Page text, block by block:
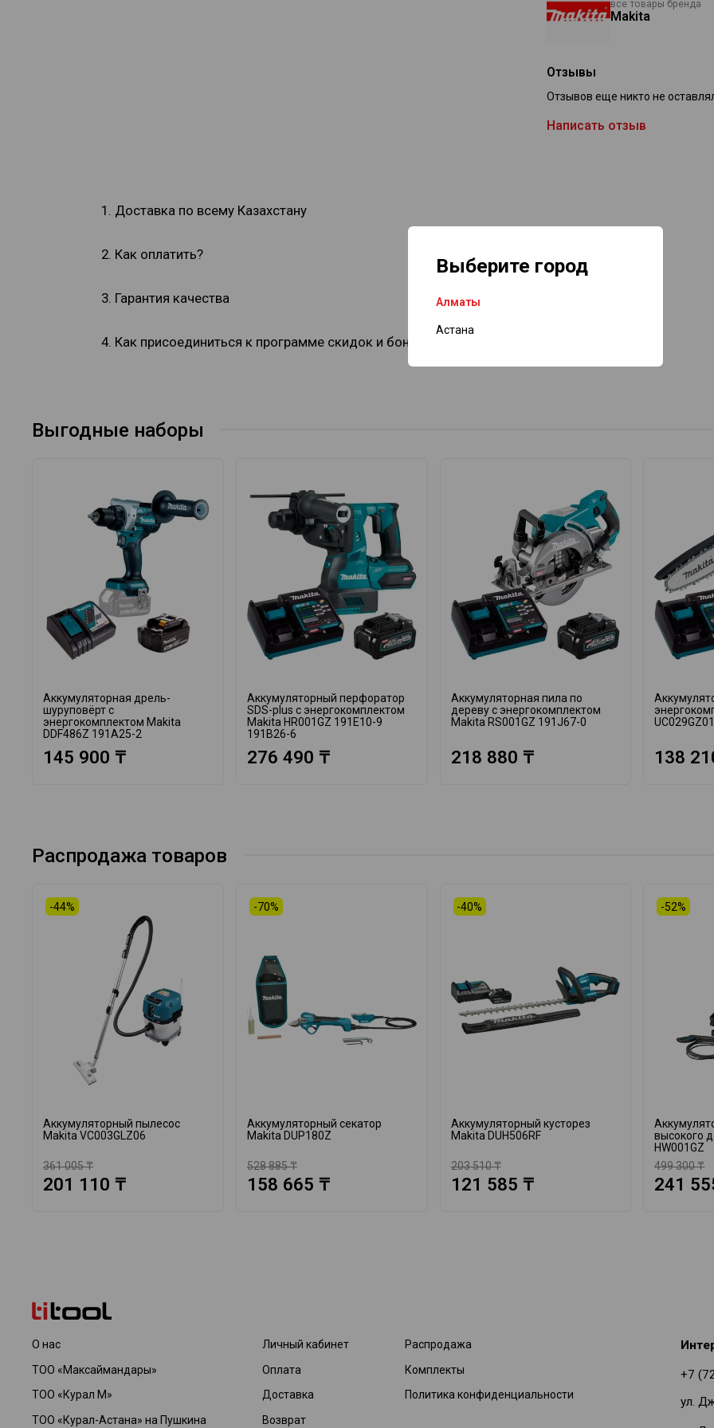
Выберите город
Алматы
Астана
все товары бренда
Makita
Отзывы
Отзывов еще никто не
Написать отзыв
1. Доставка по всему Казахстану
2. Как оплатить?
3. Гарантия качества
4. Как присоединиться к программе скидок и бонусов?
Выгодные наборы
Аккумуляторная дрель-
шуруповёрт с
энергокомплектом Makita
DDF486Z 191A25-2
145 900 ₸
Аккумуляторный перфоратор
SDS-plus с энергокомплектом
Makita HR001GZ 191E10-9
191B26-6
276 490 ₸
Аккумуляторная пила по
дереву с энергокомплектом
Makita RS001GZ 191J67-0
218 880 ₸ 138
Распродажа товаров
-44%
Аккумуляторный пылесос
Makita VC003GLZ06
361 005 ₸
201 110 ₸
-70%
Аккумуляторный секатор
Makita DUP180Z
528 885 ₸
158 665 ₸
-40%
Аккумуляторный кусторез
Makita DUH506RF
203 510 ₸
121 585 ₸
-52%
высокого
HW001GZ
499 300 ₸
241
О нас
ТОО «Максаймандары»
ТОО «Курал М»
ТОО «Курал-Астана» на Пушкина
Личный кабинет
Оплата
Доставка
Возврат
Распродажа
Комплекты
Политика конфиденциальности
+7
ул.